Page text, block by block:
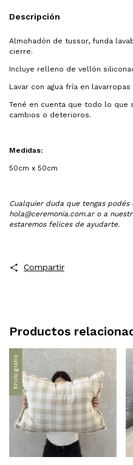
Descripción
Almohadón de tussor, funda
cierre.
Incluye relleno de vellón
Lavar con agua fría en
Tené en cuenta que todo lo que
cambios o deterioros.
Medidas:
50cm x 50cm
Cualquier duda que tengas podés
hola@ceremonia.com.aro a
estaremos felices de ayudarte.
Compartir
Productos
Envío gratis